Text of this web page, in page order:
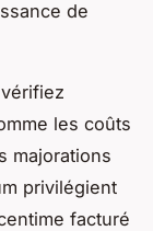
de
les coûts
majorations
privilégient
facturé